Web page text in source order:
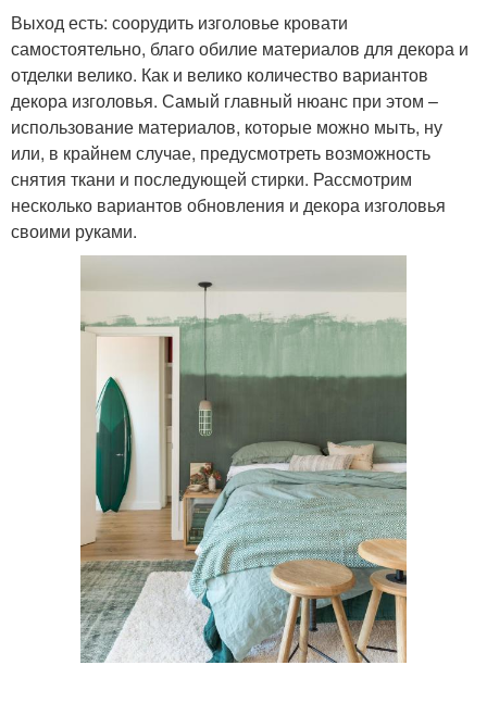
Выход есть: соорудить изголовье кровати
самостоятельно, благо обилие материалов для декора и
отделки велико. Как и велико количество вариантов
декора изголовья. Самый главный нюанс при этом –
использование материалов, которые можно мыть, ну
или, в крайнем случае, предусмотреть возможность
снятия ткани и последующей стирки. Рассмотрим
несколько вариантов обновления и декора изголовья
своими руками.